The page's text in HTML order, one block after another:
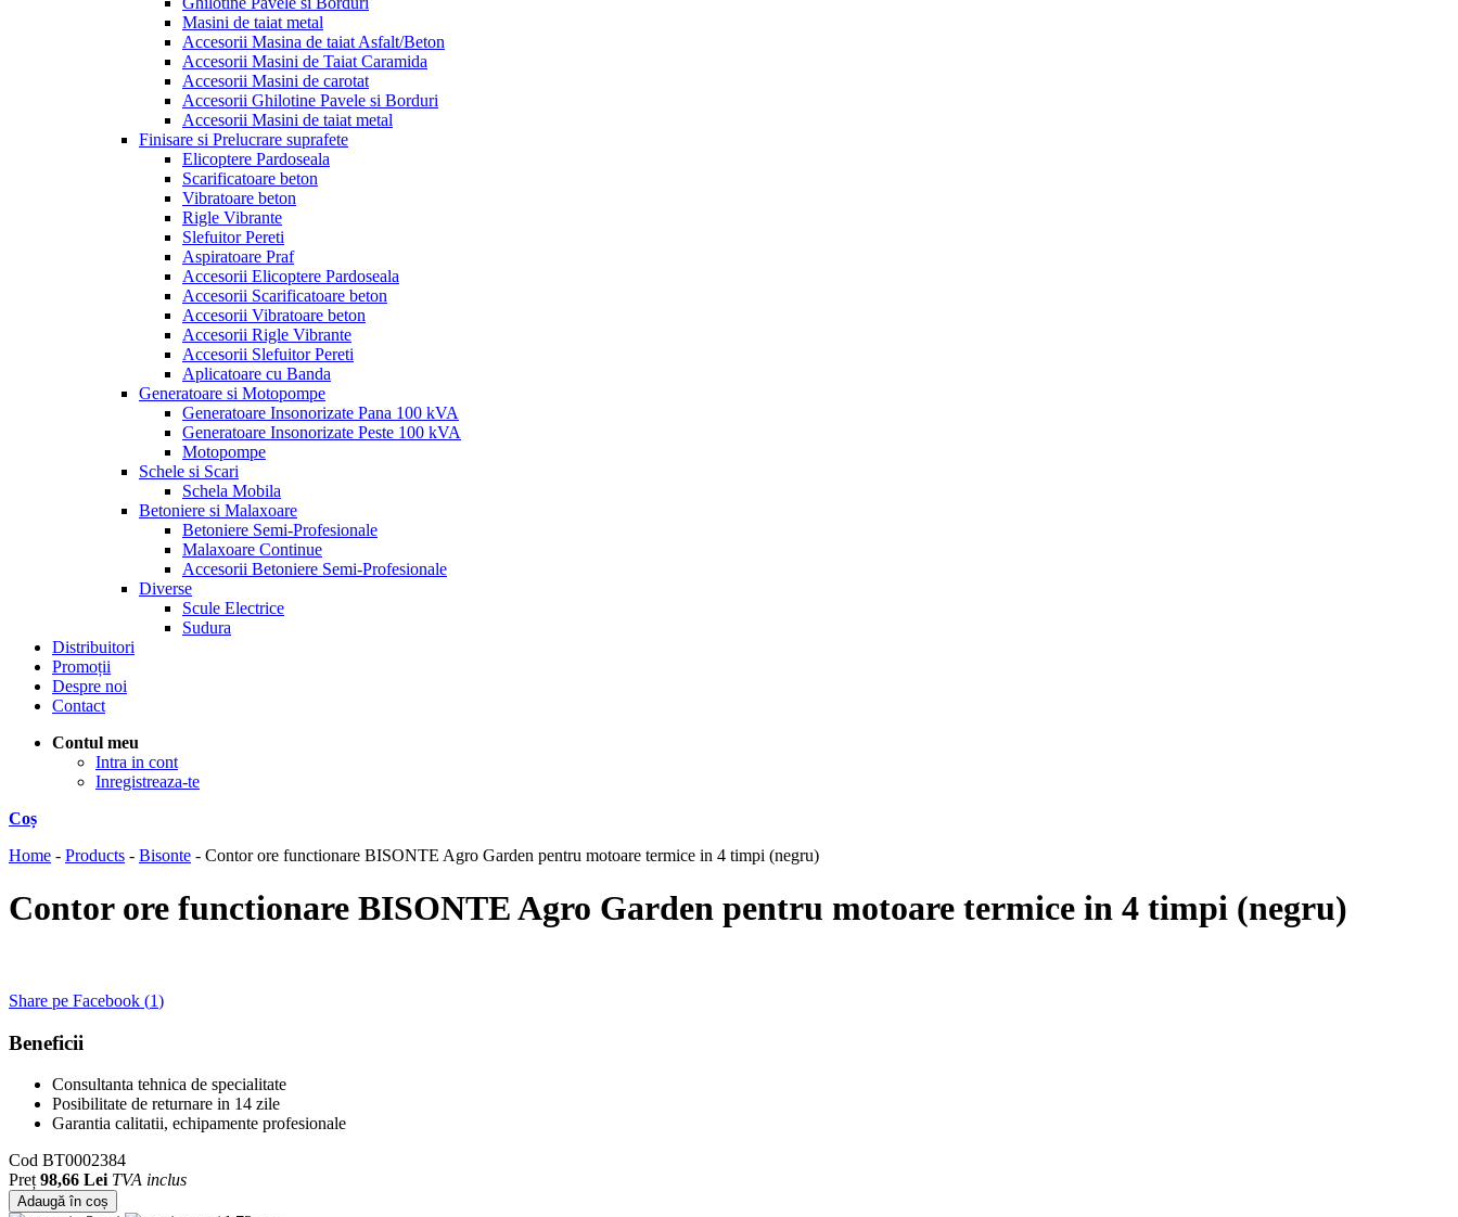
Masini de taiat metal
Accesorii Masina de taiat Asfalt/Beton
Accesorii Masini de Taiat Caramida
Accesorii Masini de carotat
Accesorii Ghilotine Pavele si Borduri
Accesorii Masini de taiat metal
Finisare si Prelucrare suprafete
Elicoptere Pardoseala
Scarificatoare beton
Vibratoare beton
Rigle Vibrante
Slefuitor Pereti
Aspiratoare Praf
Accesorii Elicoptere Pardoseala
Accesorii Scarificatoare beton
Accesorii Vibratoare beton
Accesorii Rigle Vibrante
Accesorii Slefuitor Pereti
Aplicatoare cu Banda
Generatoare si Motopompe
Generatoare Insonorizate Pana 100 kVA
Generatoare Insonorizate Peste 100 kVA
Motopompe
Schele si Scari
Schela Mobila
Betoniere si Malaxoare
Betoniere Semi-Profesionale
Malaxoare Continue
Accesorii Betoniere Semi-Profesionale
Diverse
Scule Electrice
Sudura
Distribuitori
Promoții
Despre noi
Contact
Contul meu
Intra in cont
Inregistreaza-te
Coș
Home - Products - Bisonte - Contor ore functionare BISONTE Agro Garden pentru motoare termice in 4 timpi (negru)
Contor ore functionare BISONTE Agro Garden pentru motoare termice in 4 timpi (negru)
Share pe Facebook (1)
Beneficii
Consultanta tehnica de specialitate
Posibilitate de returnare in 14 zile
Garantia calitatii, echipamente profesionale
Cod BT0002384
Preț 98,66 Lei TVA inclus
Adaugă în coș